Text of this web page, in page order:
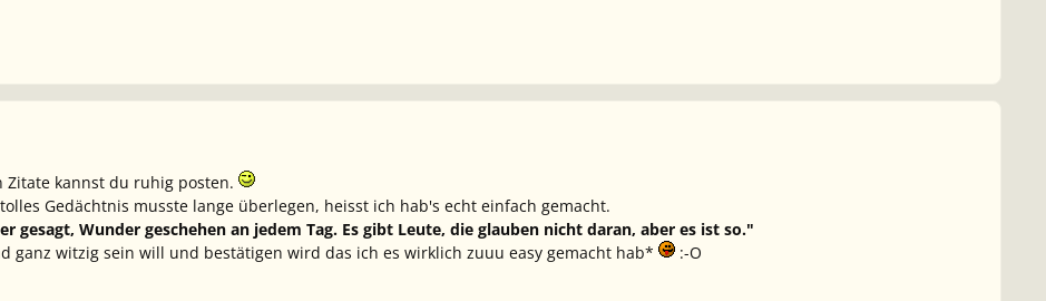
Zitate kannst du ruhig posten.
Gedächtnis musste lange überlegen, heisst ich hab's echt einfach gemacht.
gesagt, Wunder geschehen an jedem Tag. Es gibt Leute, die glauben nicht daran, aber es ist so."
ganz witzig sein will und bestätigen wird das ich es wirklich zuuu easy gemacht hab*
:-O